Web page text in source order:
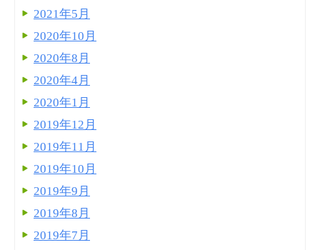
2021年5月
2020年10月
2020年8月
2020年4月
2020年1月
2019年12月
2019年11月
2019年10月
2019年9月
2019年8月
2019年7月